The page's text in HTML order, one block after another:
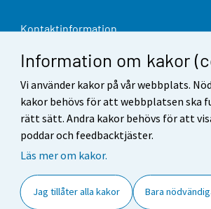
Information om kakor
Vi använder kakor på vår webbplats.
kakor behövs för att webbplatsen ska
rätt sätt. Andra kakor behövs för att
poddar och feedbacktjäster.
Läs mer om kakor.
Jag tillåter alla kakor Bara
Kontaktinformation
Respons
Användarvillkor
Dataskydd
Tillgänglighet
Cookie-inställningar